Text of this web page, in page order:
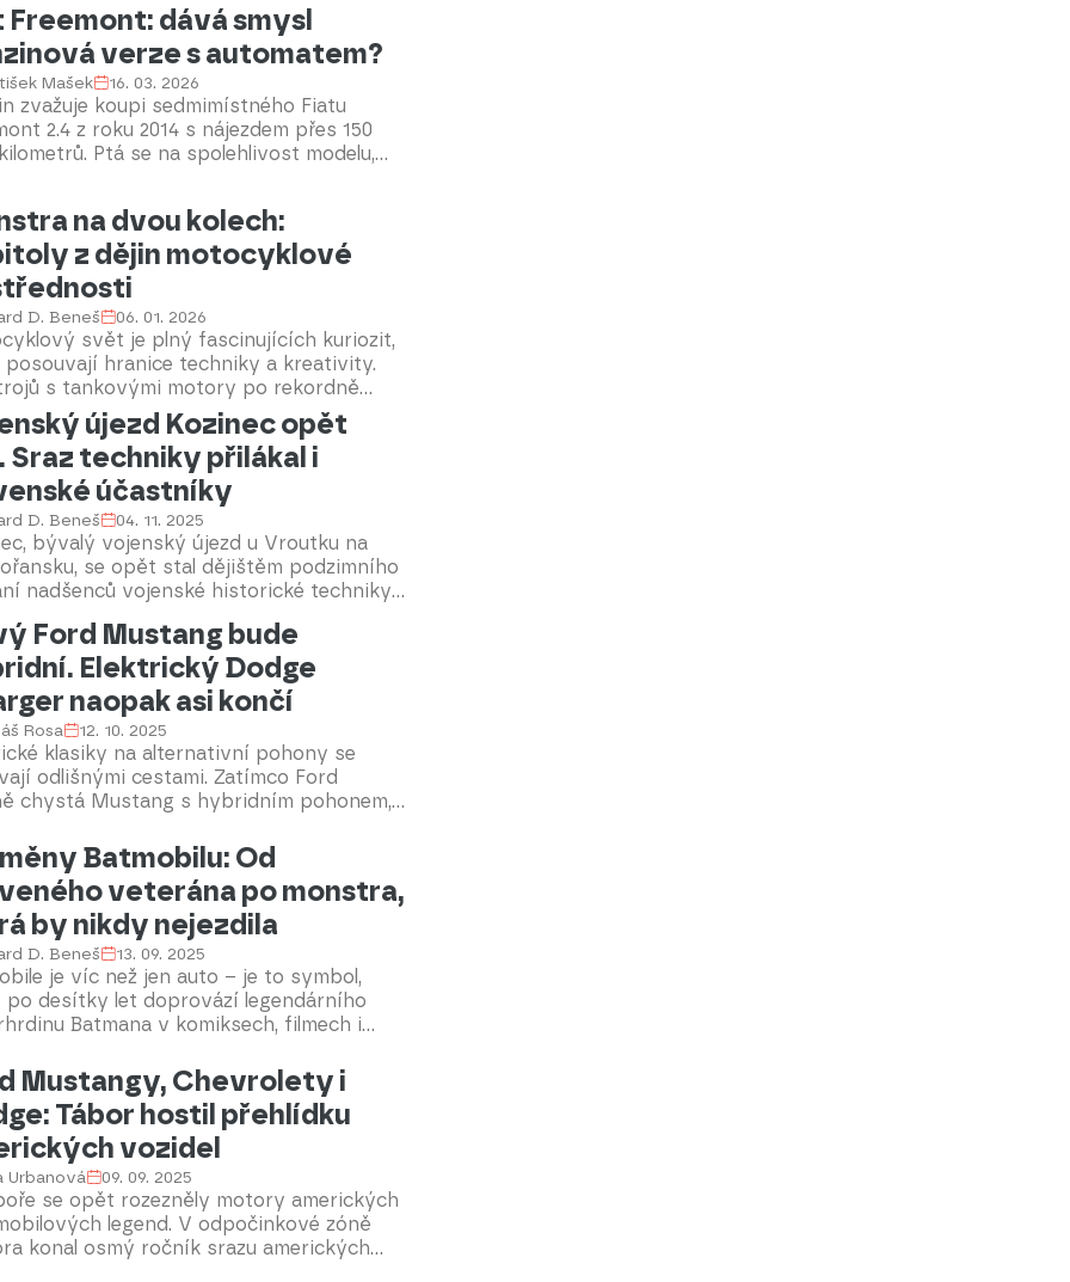
můžete potkat na českých silnicích
nebo současné stroje. Odborníci
se nyní podívali na některé ze
vozů z filmů i na to, zda se dají u nás
Freemont: dává smysl
verze s automatem?
Mašek 16. 03. 2026
zvažuje koupi sedmimístného Fiatu
2.4 z roku 2014 s nájezdem přes 150
Ptá se na spolehlivost modelu,
na dvou kolech:
z dějin motocyklové
D. Beneš 06. 01. 2026
svět je plný fascinujících kuriozit,
posouvají hranice techniky a kreativity.
s tankovými motory po rekordně
motocykly, tyto unikáty přitahují
nejen nadšenců, ale i široké
Připravte se na cestu za největšími
na dvou kolech, které vás ohromí
a odvahou jejich tvůrců.
újezd Kozinec opět
Sraz techniky přilákal i
účastníky
D. Beneš 04. 11. 2025
bývalý vojenský újezd u Vroutku na
se opět stal dějištěm podzimního
nadšenců vojenské historické techniky.
přehlídku historických vozidel a ukázek.
událost je pro milovníky vojenské
neodmyslitelnou součástí kalendáře.
Ford Mustang bude
Elektrický Dodge
naopak asi končí
Rosa 12. 10. 2025
klasiky na alternativní pohony se
odlišnými cestami. Zatímco Ford
chystá Mustang s hybridním pohonem,
verzi skončil ještě dřív, než začal.
se raději zaměří na osmiválce.
Batmobilu: Od
veterána po monstra,
by nikdy nejezdila
D. Beneš 13. 09. 2025
je víc než jen auto – je to symbol,
po desítky let doprovází legendárního
Batmana v komiksech, filmech i
z roku 1939 přes ikonický Lincoln Futura
z 60. let až po brutální Tumbler z
trilogie je Batmobil nedílnou součástí
Jeho design se neustále měnil – od
křivek až po tank připomínající
zastrašování. I dnes patří Batmobil k
filmovým vozidlům všech dob.
Mustangy, Chevrolety i
Tábor hostil přehlídku
vozidel
Urbanová 09. 09. 2025
se opět rozezněly motory amerických
legend. V odpočinkové zóně
konal osmý ročník srazu amerických